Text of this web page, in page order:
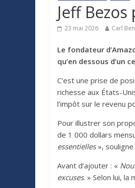
Jeff
23 mai 2026 Carl
Le fondateur
qu’en dessous d’un
C’est une prise de
richesse aux États-
l’impôt sur le revenu
Pour illustrer son
de 1 000 dollars
essentielles», souligne
Avant d’ajouter : «
excuses. » Selon lui,